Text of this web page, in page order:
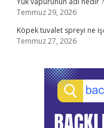
Temmuz 29, 2026
Köpek tuvalet spreyi ne
Temmuz 27, 2026